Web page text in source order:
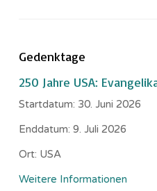
Gedenktage
250 Jahre USA:
Startdatum: 30. Juni 2026
Enddatum: 9. Juli 2026
Ort: USA
Weitere Informationen